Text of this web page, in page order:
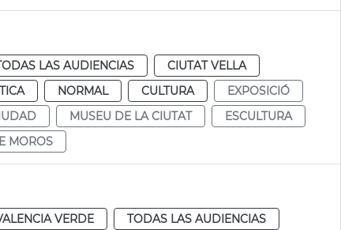
LAS AUDIENCIAS
CIUTAT VELLA
NORMAL CULTURA
EXPOSICIÓ
MUSEU DE LA CIUTAT
ESCULTURA
MOROS
VERDE
TODAS LAS AUDIENCIAS